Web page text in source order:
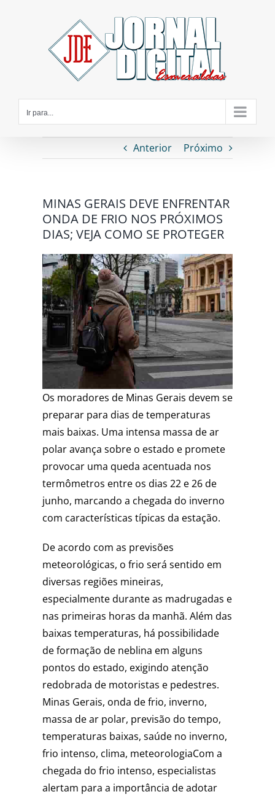
Ir para...
Anterior Próximo
MINAS GERAIS DEVE ENFRENTAR
ONDA DE FRIO NOS PRÓXIMOS
DIAS; VEJA COMO SE PROTEGER
Os moradores de Minas Gerais devem se
preparar para dias de temperaturas
mais baixas. Uma intensa massa de ar
polar avança sobre o estado e promete
provocar uma queda acentuada nos
termômetros entre os dias 22 e 26 de
junho, marcando a chegada do inverno
com características típicas da estação.
De acordo com as previsões
meteorológicas, o frio será sentido em
diversas regiões mineiras,
especialmente durante as madrugadas e
nas primeiras horas da manhã. Além das
baixas temperaturas, há possibilidade
de formação de neblina em alguns
pontos do estado, exigindo atenção
redobrada de motoristas e pedestres.
Minas Gerais, onda de frio, inverno,
massa de ar polar, previsão do tempo,
temperaturas baixas, saúde no inverno,
frio intenso, clima, meteorologiaCom a
chegada do frio intenso, especialistas
alertam para a importância de adotar